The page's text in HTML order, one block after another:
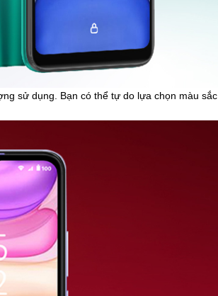
sử dụng. Bạn có thể tự do lựa chọn màu sắc